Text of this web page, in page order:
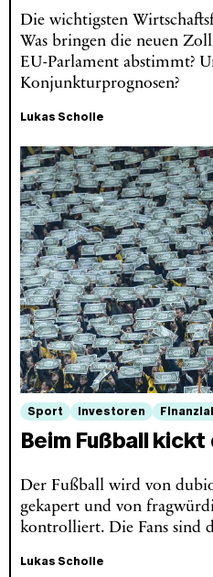
Die wichtigsten
Was bringen die neuen
EU-Parlament abstimmt?
Konjunkturprognosen?
Lukas Scholle
Sport Investoren
Beim Fußball
Der Fußball wird von
gekapert und von
kontrolliert. Die Fans sind
Lukas Scholle